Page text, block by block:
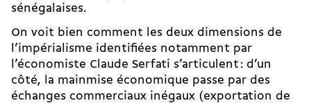
sénégalaises.
On voit bien comment les deux dimensions de
l’impérialisme identifiées notamment par
l’économiste Claude Serfati s’articulent : d’un
côté, la mainmise économique passe par des
échanges commerciaux inégaux (exportation de